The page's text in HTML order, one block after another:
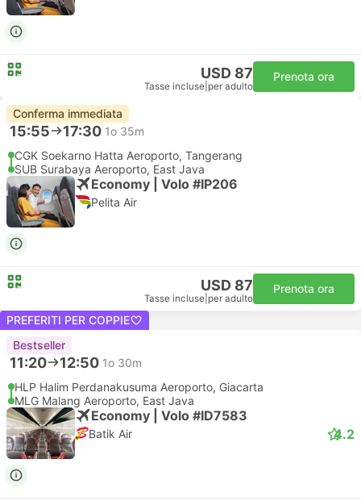
USD 87
Tasse incluse per adulto
Prenota ora
Conferma immediata
15:55 17:30 1o 35m
CGK Soekarno Hatta Aeroporto, Tangerang
SUB Surabaya Aeroporto, East Java
Economy | Volo #IP206
Pelita Air
USD 87
Tasse incluse per adulto
Prenota ora
PREFERITI PER COPPIE
Bestseller
11:20 12:50 1o 30m
HLP Halim Perdanakusuma Aeroporto, Giacarta
MLG Malang Aeroporto, East Java
Economy | Volo #ID7583
Batik Air 4.2